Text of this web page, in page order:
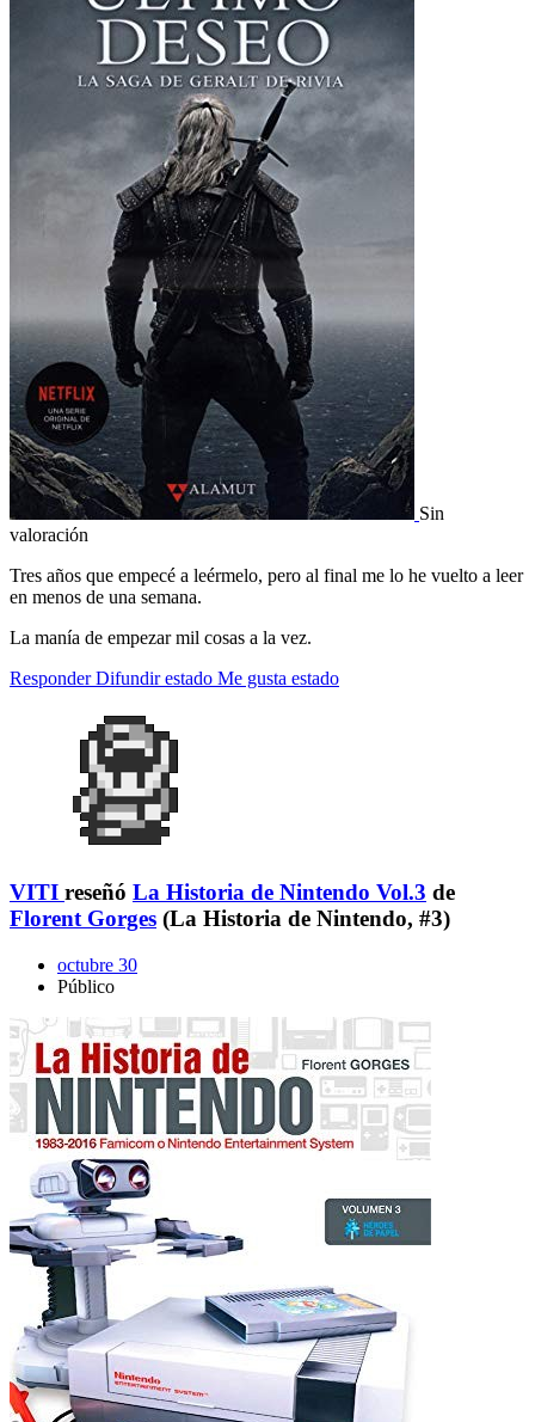
Sin
valoración
Tres años que empecé a leérmelo, pero al final me lo he vuelto a leer
en menos de una semana.
La manía de empezar mil cosas a la vez.
Responder Difundir estado Me gusta estado
VITI reseñó La Historia de Nintendo Vol.3 de
Florent Gorges (La Historia de Nintendo, #3)
octubre 30
Público